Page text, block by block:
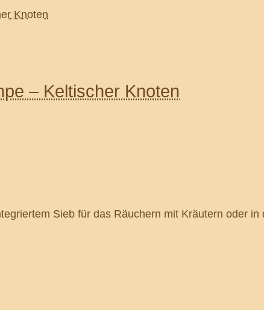
– Keltischer Knoten
Sieb für das Räuchern mit Kräutern oder